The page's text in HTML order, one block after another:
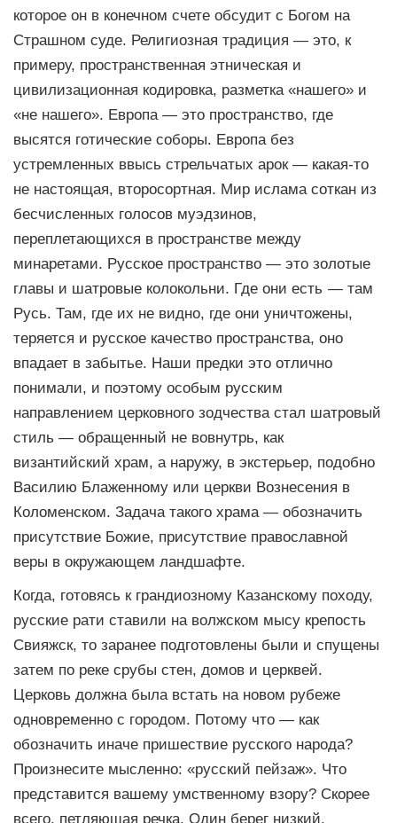
которое он в конечном счете обсудит с Богом на
Страшном суде. Религиозная традиция — это, к
примеру, пространственная этническая и
цивилизационная кодировка, разметка «нашего» и
«не нашего». Европа — это пространство, где
высятся готические соборы. Европа без
устремленных ввысь стрельчатых арок — какая-то
не настоящая, второсортная. Мир ислама соткан из
бесчисленных голосов муэдзинов,
переплетающихся в пространстве между
минаретами. Русское пространство — это золотые
главы и шатровые колокольни. Где они есть — там
Русь. Там, где их не видно, где они уничтожены,
теряется и русское качество пространства, оно
впадает в забытье. Наши предки это отлично
понимали, и поэтому особым русским
направлением церковного зодчества стал шатровый
стиль — обращенный не вовнутрь, как
византийский храм, а наружу, в экстерьер, подобно
Василию Блаженному или церкви Вознесения в
Коломенском. Задача такого храма — обозначить
присутствие Божие, присутствие православной
веры в окружающем ландшафте.
Когда, готовясь к грандиозному Казанскому походу,
русские рати ставили на волжском мысу крепость
Свияжск, то заранее подготовлены были и спущены
затем по реке срубы стен, домов и церквей.
Церковь должна была встать на новом рубеже
одновременно с городом. Потому что — как
обозначить иначе пришествие русского народа?
Произнесите мысленно: «русский пейзаж». Что
представится вашему умственному взору? Скорее
всего, петляющая речка. Один берег низкий,